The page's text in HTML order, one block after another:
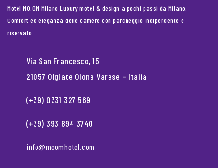
Motel MO.OM Milano Luxury motel & design a pochi passi da Milano.
Comfort ed eleganza delle camere con parcheggio indipendente e
riservato.
Via San Francesco, 15
21057 Olgiate Olona Varese – Italia
(+39) 0331 327 569
(+39) 393 894 3740
info@moomhotel.com